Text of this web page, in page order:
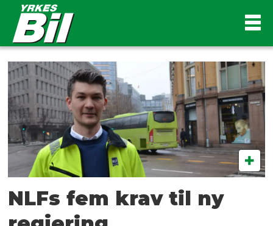
Tag:
samferdsel
NLFs fem krav til ny